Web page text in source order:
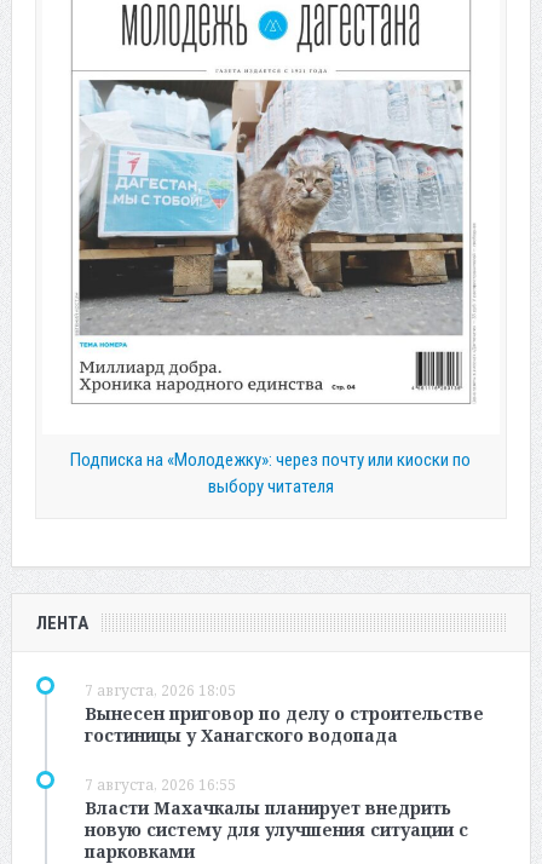
Подписка на «Молодежку»: через почту или киоски по
выбору читателя
ЛЕНТА
7 августа, 2026 18:05
Вынесен приговор по делу о строительстве
гостиницы у Ханагского водопада
7 августа, 2026 16:55
Власти Махачкалы планирует внедрить
новую систему для улучшения ситуации с
парковками